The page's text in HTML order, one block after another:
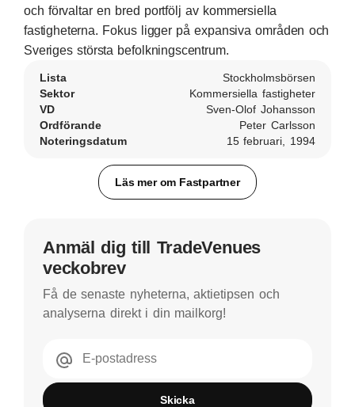
och förvaltar en bred portfölj av kommersiella
fastigheterna. Fokus ligger på expansiva områden och
Sveriges största befolkningscentrum.
Lista
Stockholmsbörsen
Sektor
Kommersiella fastigheter
VD
Sven-Olof Johansson
Ordförande
Peter Carlsson
Noteringsdatum
15 februari, 1994
Läs mer om Fastpartner
Anmäl dig till TradeVenues
veckobrev
Få de senaste nyheterna, aktietipsen och
analyserna direkt i din mailkorg!
E-postadress
Skicka